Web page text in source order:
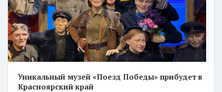
Уникальный музей «Поезд Победы» прибудет в
Красноярский край